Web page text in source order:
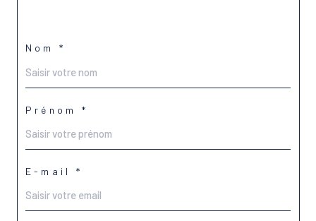
Nom *
Prénom *
E-mail *